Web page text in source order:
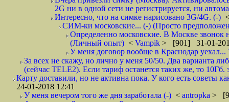
2G ни в одной сети не регистрируется, ни
Интересно, что на симке нарисовано 3G/4G. (-)
СИМ-ки московские... (-) (Просто
Определенно московские. В Москве звонок
(Личный опыт) < Vampik > [901] 31-01-
У меня договор вообще в Краснодар
За всех не скажу, но лично у меня 50/50. Два варианта
(сейчас TELE2). Если тариф останется таких же, то
Карту доставили, но не активна пока. У кого есть советы
24-01-2018 12:41
У меня вечером того же дня заработала (-) < antropka >